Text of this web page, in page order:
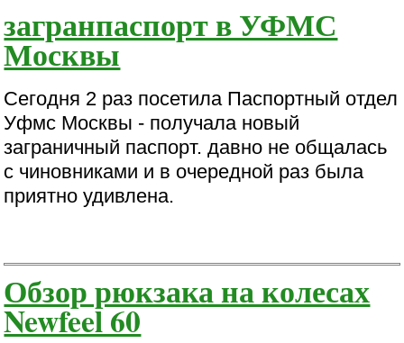
загранпаспорт в УФМС
Москвы
Сегодня 2 раз посетила Паспортный отдел
Уфмс Москвы - получала новый
заграничный паспорт. давно не общалась
с чиновниками и в очередной раз была
приятно удивлена.
Обзор рюкзака на колесах
Newfeel 60